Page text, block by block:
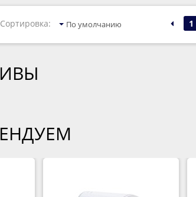
Сортировка: По умолчанию 1